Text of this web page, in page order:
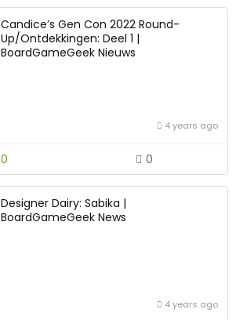
Candice’s Gen Con 2022 Round-
Up/Ontdekkingen: Deel 1 |
BoardGameGeek Nieuws
4 years ago
0 0
Designer Dairy: Sabika |
BoardGameGeek News
4 years ago